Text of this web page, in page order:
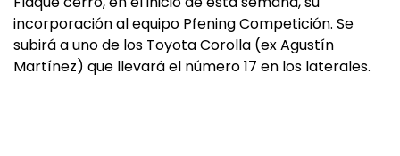
incorporación al equipo Pfening Competición. Se
subirá a uno de los Toyota Corolla (ex Agustín
Martínez) que llevará el número 17 en los laterales.